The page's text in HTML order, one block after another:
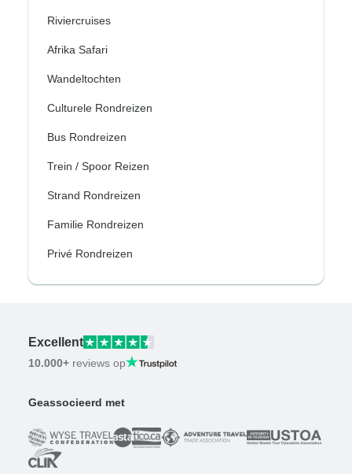
Riviercruises
Afrika Safari
Wandeltochten
Culturele Rondreizen
Bus Rondreizen
Trein / Spoor Reizen
Strand Rondreizen
Familie Rondreizen
Privé Rondreizen
Excellent
10.000+ reviews op
Geassocieerd met